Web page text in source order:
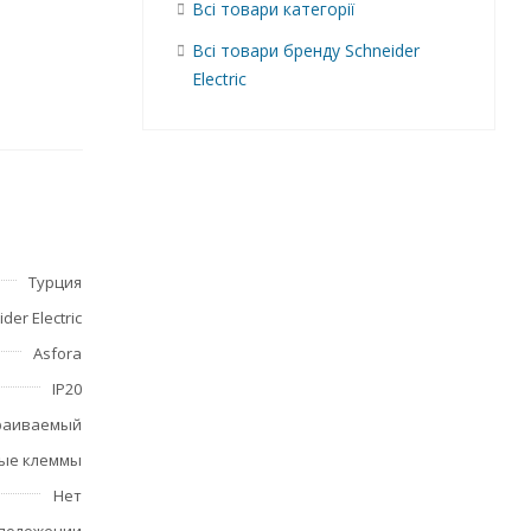
Турция
Electric
Asfora
IP20
клеммы
Нет
Всі товари категорії
Всі товари бренду Schneider
Electric